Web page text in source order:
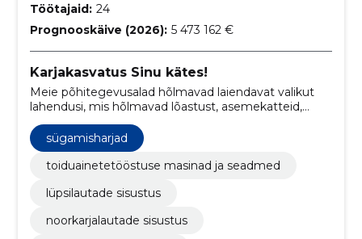
Töötajaid: 24
Prognooskäive (2026): 5 473 162 €
Karjakasvatus Sinu kätes!
Meie põhitegevusalad hõlmavad laiendavat valikut
lahendusi, mis hõlmavad lõastust, asemekatteid,
lägakäitlemisseadmeid, jootureid,
ventilatsiooniseadmeid, valgusteid, uksesüsteeme ja
palju muud.
sügamisharjad
toiduainetetööstuse masinad ja seadmed
lüpsilautade sisustus
noorkarjalautade sisustus